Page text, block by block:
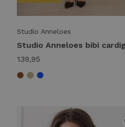
Studio Anneloes
139,95